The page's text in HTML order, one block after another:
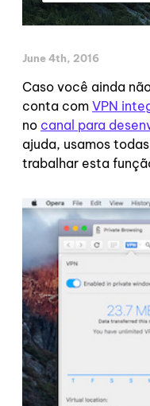
June 4th, 2016
Caso você ainda
conta com VPN
no canal para
ajuda, usamos
trabalhar esta